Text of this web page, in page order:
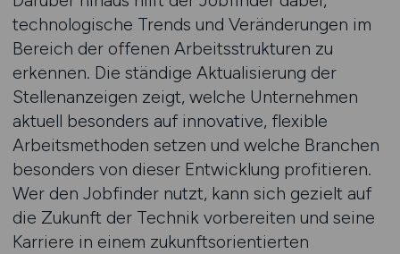
technologische Trends und Veränderungen im
Bereich der offenen Arbeitsstrukturen zu
erkennen. Die ständige Aktualisierung der
Stellenanzeigen zeigt, welche Unternehmen
aktuell besonders auf innovative, flexible
Arbeitsmethoden setzen und welche Branchen
besonders von dieser Entwicklung profitieren.
Wer den Jobfinder nutzt, kann sich gezielt auf
die Zukunft der Technik vorbereiten und seine
Karriere in einem zukunftsorientierten